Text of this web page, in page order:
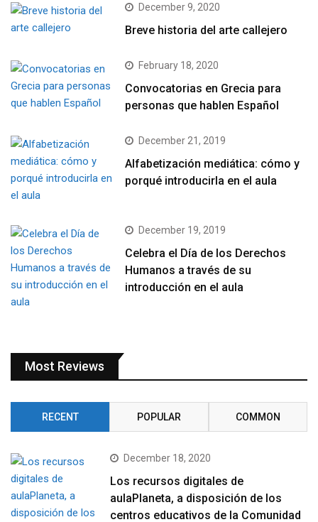
December 9, 2020
Breve historia del arte callejero
February 18, 2020
Convocatorias en Grecia para
personas que hablen Español
December 21, 2019
Alfabetización mediática: cómo y
porqué introducirla en el aula
December 19, 2019
Celebra el Día de los Derechos
Humanos a través de su
introducción en el aula
Most Reviews
RECENT POPULAR COMMON
December 18, 2020
Los recursos digitales de
aulaPlaneta, a disposición de los
centros educativos de la Comunidad